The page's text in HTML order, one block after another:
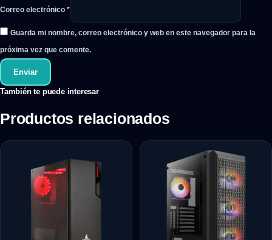
Correo electrónico *
Guarda mi nombre, correo electrónico y web en este navegador para la
próxima vez que comente.
También te puede interesar
Productos relacionados